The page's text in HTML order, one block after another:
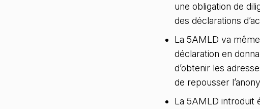
une obligation de
des déclarations
La 5AMLD va
déclaration en
d’obtenir les
de repousser
La 5AMLD introduit